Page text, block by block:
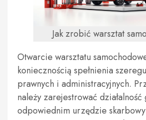
Jak zrobić warsztat
Otwarcie warsztatu
koniecznością spełnienia
prawnych i administracyjnych.
należy zarejestrować
odpowiednim urzędzie